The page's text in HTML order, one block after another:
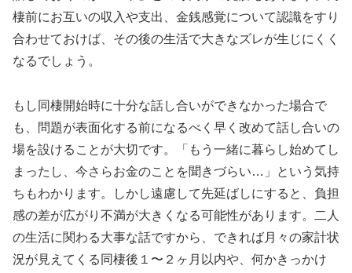
棲前にお互いの収入や支出、金銭感覚について認識をすり
合わせておけば、その後の生活で大きなズレが生じにくく
なるでしょう。
もし同棲開始時に十分な話し合いができなかった場合で
も、問題が表面化する前になるべく早く改めて話し合いの
場を設けることが大切です。「もう一緒に暮らし始めてし
まったし、今さらお金のことを聞きづらい…」という気持
ちもわかります。しかし遠慮して先延ばしにすると、負担
感の差が広がり不満が大きくなる可能性があります。二人
の生活に関わる大事な話ですから、できれば月々の家計状
況が見えてくる同棲後１〜２ヶ月以内や、何かきっかけ